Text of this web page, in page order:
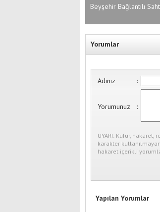
Beyşehir Bağlantılı
Yorumlar
Adınız :
Yorumunuz :
UYARI: Küfür,
karakter
hakaret içerikli
Yapılan Yorumlar